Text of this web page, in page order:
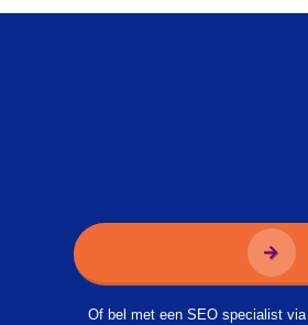
Of bel met een SEO specialist via